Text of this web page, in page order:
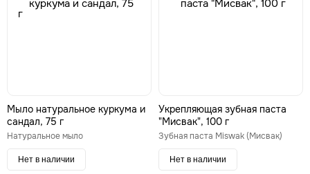
Мыло натуральное куркума и
сандал, 75 г
Натуральное мыло
Нет в наличии
Укрепляющая зубная паста
"Мисвак", 100 г
Зубная паста Miswak (Мисвак)
Нет в наличии